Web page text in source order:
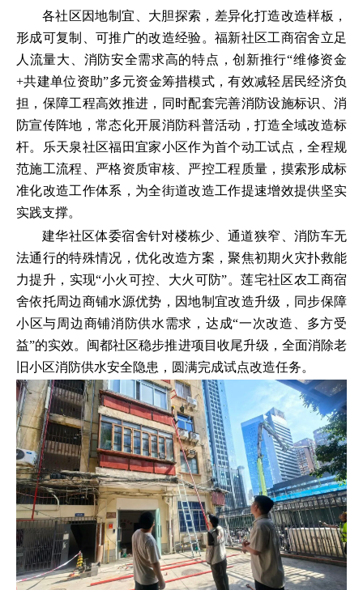
各社区因地制宜、大胆探索，差异化打造改造样板，
形成可复制、可推广的改造经验。福新社区工商宿舍立足
人流量大、消防安全需求高的特点，创新推行“维修资金
+共建单位资助”多元资金筹措模式，有效减轻居民经济负
担，保障工程高效推进，同时配套完善消防设施标识、消
防宣传阵地，常态化开展消防科普活动，打造全域改造标
杆。乐天泉社区福田宜家小区作为首个动工试点，全程规
范施工流程、严格资质审核、严控工程质量，摸索形成标
准化改造工作体系，为全街道改造工作提速增效提供坚实
实践支撑。
建华社区体委宿舍针对楼栋少、通道狭窄、消防车无
法通行的特殊情况，优化改造方案，聚焦初期火灾扑救能
力提升，实现“小火可控、大火可防”。莲宅社区农工商宿
舍依托周边商铺水源优势，因地制宜改造升级，同步保障
小区与周边商铺消防供水需求，达成“一次改造、多方受
益”的实效。闽都社区稳步推进项目收尾升级，全面消除老
旧小区消防供水安全隐患，圆满完成试点改造任务。